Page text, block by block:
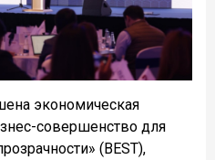
экономическая
совершенство для
(BEST),